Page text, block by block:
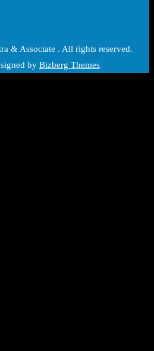
& Associate . All rights reserved.
by Bizberg Themes